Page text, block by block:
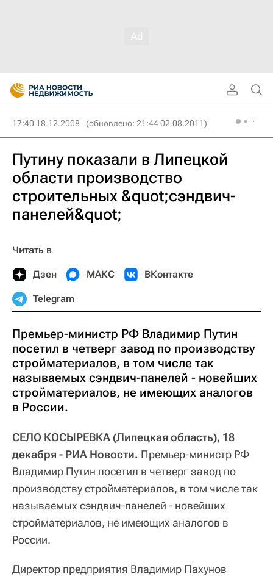
17:40 18.12.2008 (обновлено: 21:44 02.08.2011)
Путину показали в Липецкой
области производство
строительных &quot;сэндвич-
панелей&quot;
Читать в
Дзен МАКС ВКонтакте
Telegram
Премьер-министр РФ Владимир Путин
посетил в четверг завод по производству
стройматериалов, в том числе так
называемых сэндвич-панелей - новейших
стройматериалов, не имеющих аналогов
в России.
СЕЛО КОСЫРЕВКА (Липецкая область), 18
декабря - РИА Новости. Премьер-министр РФ
Владимир Путин посетил в четверг завод по
производству стройматериалов, в том числе так
называемых сэндвич-панелей - новейших
стройматериалов, не имеющих аналогов в
России.
Директор предприятия Владимир Пахунов